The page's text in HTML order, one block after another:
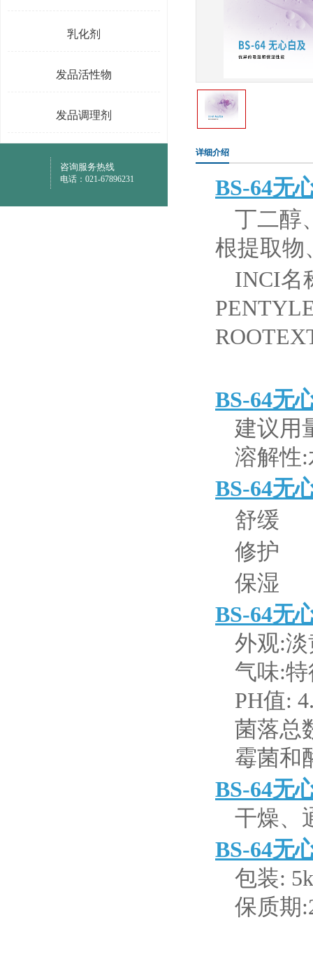
乳化剂
发品活性物
发品调理剂
咨询服务热线
电话：021-67896231
详细介绍
BS-64无
丁二醇
根提取物
INCI名
BS-64无
建议用
溶解性
BS-64无
舒缓
修护
保湿
BS-64无
外观:
气味:
PH值:
菌落总
霉菌和
BS-64无
干燥、
BS-64无
包装:
保质期